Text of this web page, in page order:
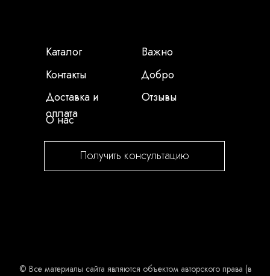
Каталог
Контакты
Доставка и
оплата
О нас
Важно
Добро
Отзывы
Получить консультацию
© Все материалы сайта являются объектом авторского права (в